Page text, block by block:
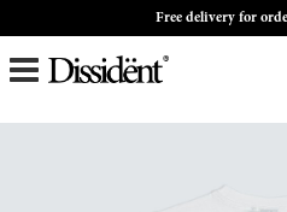
Free delivery for